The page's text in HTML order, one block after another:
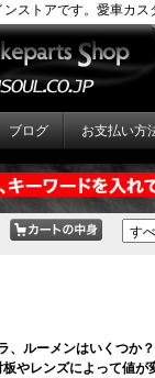
ストアです。愛車カス
ブログ お支払い方
ルーメンはいくつか
やレンズによって値